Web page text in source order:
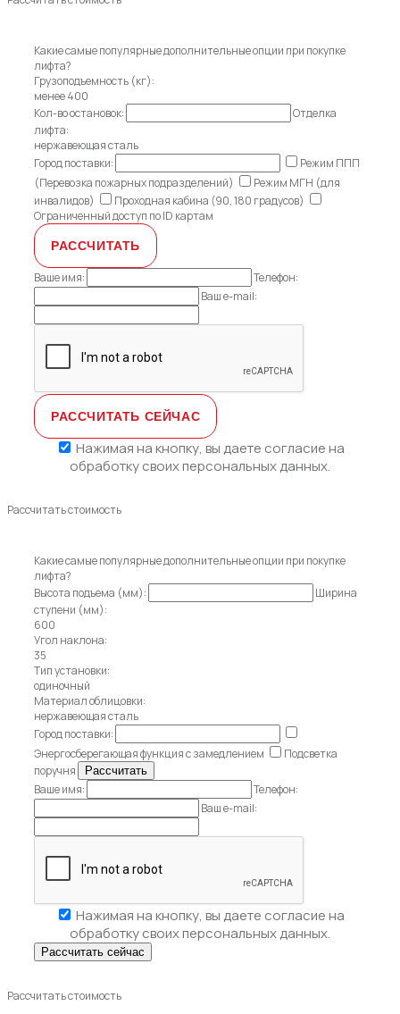
Какие самые популярные дополнительные опции при покупке
лифта?
Грузоподъемность (кг):
менее 400
Кол-во остановок:
Отделка
лифта:
нержавеющая сталь
Город поставки:
Режим ППП
(Перевозка пожарных подразделений)
Режим МГН (для
инвалидов)
Проходная кабина (90, 180 градусов)
Ограниченный доступ по ID картам
Ваше имя:
Телефон:
Ваш e-mail:
Нажимая на кнопку, вы даете согласие на
обработку своих персональных данных.
Рассчитать стоимость
Какие самые популярные дополнительные опции при покупке
лифта?
Высота подъема (мм):
Ширина
ступени (мм):
600
Угол наклона:
35
Тип установки:
одиночный
Материал облицовки:
нержавеющая сталь
Город поставки:
Энергосберегающая функция с замедлением
Подсветка
поручня
Ваше имя:
Телефон:
Ваш e-mail:
Нажимая на кнопку, вы даете согласие на
обработку своих персональных данных.
Рассчитать стоимость